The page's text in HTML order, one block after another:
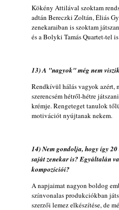
Kökény Attilával szoktam
adtán Bereczki Zoltán, Éliás
zenekaraiban is szoktam
és a Bolyki Tamás Quartet-tel
13) A "nagyok" még nem
Rendkívül hálás vagyok azért,
szerencsém hétről-hétre
krémje. Rengeteget tanulok
motivációt nyújtanak nekem.
14) Nem gondolja, hogy így 20
saját zenekar is? Egyáltalán
kompozíciói?
A napjaimat nagyon boldog
színvonalas produkciókban
szerzői lemez elkészítése, de